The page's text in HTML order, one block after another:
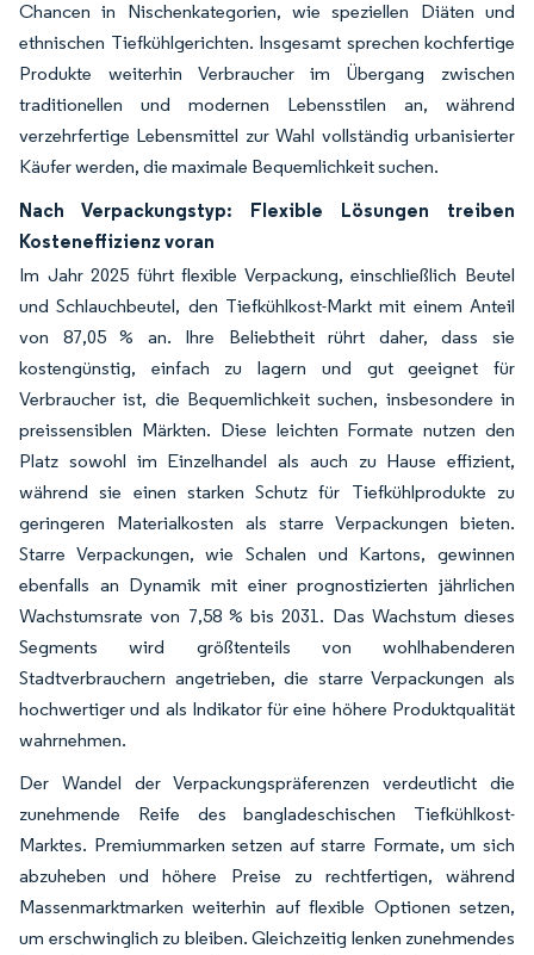
Chancen in Nischenkategorien, wie speziellen Diäten und
ethnischen Tiefkühlgerichten. Insgesamt sprechen kochfertige
Produkte weiterhin Verbraucher im Übergang zwischen
traditionellen und modernen Lebensstilen an, während
verzehrfertige Lebensmittel zur Wahl vollständig urbanisierter
Käufer werden, die maximale Bequemlichkeit suchen.
Nach Verpackungstyp: Flexible Lösungen treiben
Kosteneffizienz voran
Im Jahr 2025 führt flexible Verpackung, einschließlich Beutel
und Schlauchbeutel, den Tiefkühlkost-Markt mit einem Anteil
von 87,05 % an. Ihre Beliebtheit rührt daher, dass sie
kostengünstig, einfach zu lagern und gut geeignet für
Verbraucher ist, die Bequemlichkeit suchen, insbesondere in
preissensiblen Märkten. Diese leichten Formate nutzen den
Platz sowohl im Einzelhandel als auch zu Hause effizient,
während sie einen starken Schutz für Tiefkühlprodukte zu
geringeren Materialkosten als starre Verpackungen bieten.
Starre Verpackungen, wie Schalen und Kartons, gewinnen
ebenfalls an Dynamik mit einer prognostizierten jährlichen
Wachstumsrate von 7,58 % bis 2031. Das Wachstum dieses
Segments wird größtenteils von wohlhabenderen
Stadtverbrauchern angetrieben, die starre Verpackungen als
hochwertiger und als Indikator für eine höhere Produktqualität
wahrnehmen.
Der Wandel der Verpackungspräferenzen verdeutlicht die
zunehmende Reife des bangladeschischen Tiefkühlkost-
Marktes. Premiummarken setzen auf starre Formate, um sich
abzuheben und höhere Preise zu rechtfertigen, während
Massenmarktmarken weiterhin auf flexible Optionen setzen,
um erschwinglich zu bleiben. Gleichzeitig lenken zunehmendes